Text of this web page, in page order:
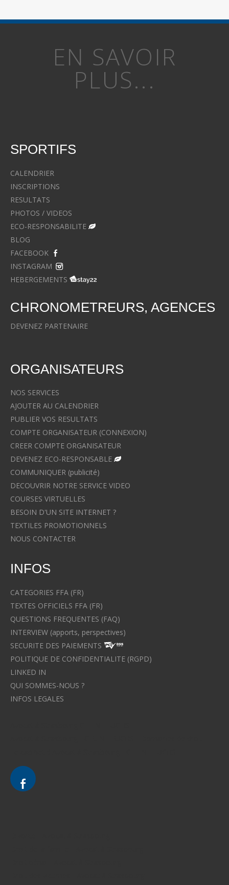
EN SAVOIR
PLUS...
SPORTIFS
CALENDRIER
INSCRIPTIONS
RESULTATS
PHOTOS / VIDEOS
ECO-RESPONSABILITE
BLOG
FACEBOOK
INSTAGRAM
HEBERGEMENTS
CHRONOMETREURS, AGENCES
DEVENEZ PARTENAIRE
ORGANISATEURS
NOS SERVICES
AJOUTER AU CALENDRIER
PUBLIER VOS RESULTATS
COMPTE ORGANISATEUR (CONNEXION)
CREER COMPTE ORGANISATEUR
DEVENEZ ECO-RESPONSABLE
COMMUNIQUER (publicité)
DECOUVRIR NOTRE SERVICE VIDEO
COURSES VIRTUELLES
BESOIN D'UN SITE INTERNET ?
TEXTILES PROMOTIONNELS
NOUS CONTACTER
INFOS
CATEGORIES FFA (FR)
TEXTES OFFICIELS FFA (FR)
QUESTIONS FREQUENTES (FAQ)
INTERVIEW (apports, perspectives)
SECURITE DES PAIEMENTS
POLITIQUE DE CONFIDENTIALITE (RGPD)
LINKED IN
QUI SOMMES-NOUS ?
INFOS LEGALES